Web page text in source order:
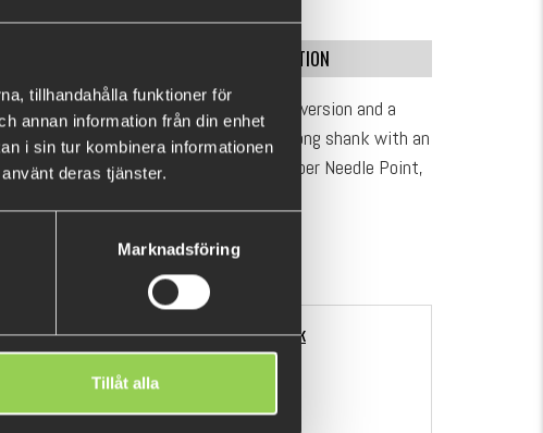
tillhandahålla funktioner för
annan information från din enhet
i sin tur kombinera informationen
deras tjänster.
Marknadsföring
Tillåt alla
SPECIFICATION
fishing, this hook comes in a standard version and a
weedguards. Hook includes a long shank with an
Features Silky Gray finish Super Needle Point,
Flatnose Mini 9cm, 10-pack
€12.70